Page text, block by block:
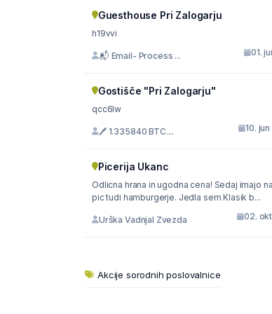
Guesthouse Pri Zalogarju
h19vvi
📬 Email- Process ... 01.
Gostišče "Pri Zalogarju"
qcc6lw
🖊 1.335840 BTC.... 10.
Picerija Ukanc
Odlicna hrana in ugodna cena! Sedaj imajo
pic tudi hamburgerje. Jedla sem Klasik b...
Urška Vadnjal Zvezda 02.
Akcije sorodnih poslovalnice